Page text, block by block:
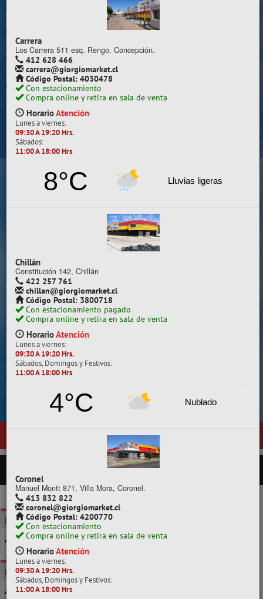
Contacto | Reclamos
Preguntas Frecuentes
Sugererir productos
Su compra se realizará en la sala de ventas
Camilo Henríquez
Información de la sala
412 628 495
camilo@giorgiomarket.cl
HorarioAbierto
Lunes a viernes:
VER SALA EN MAPA
SALAS DE VENTA
, ubicada en General Pedro Lagos 377,
Carrera
Los Carrera 511 esq. Rengo, Concepción.
412 628 466
carrera@giorgiomarket.cl
Código Postal: 4030478
Con estacionamiento
Compra online y retira en sala de venta
HorarioAtención
Lunes a viernes:
09:30 A 19:20 Hrs.
Sábados:
11:00 A 18:00 Hrs
8°C Lluvias ligeras
Chillán
Constitución 142, Chillán
422 257 761
chillan@giorgiomarket.cl
Código Postal: 3800718
Con estacionamiento pagado
Compra online y retira en sala de venta
HorarioAtención
Lunes a viernes:
09:30 A 19:20 Hrs.
Sábados, Domingos y Festivos:
11:00 A 18:00 Hrs
4°C Nublado
Coronel
Manuel Montt 871, Villa Mora, Coronel.
413 832 822
coronel@giorgiomarket.cl
Código Postal: 4200770
Con estacionamiento
Compra online y retira en sala de venta
HorarioAtención
Lunes a viernes:
09:30 A 19:20 Hrs.
Sábados, Domingos y Festivos:
11:00 A 18:00 Hrs
PRODUCTOS
MARCA
ARTEL
POR CLASE
100ML